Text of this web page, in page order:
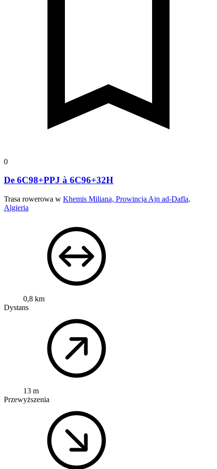
0
De 6C98+PPJ à 6C96+32H
Trasa rowerowa w Khemis Miliana, Prowincja Ajn ad-Dafla,
Algieria
0,8 km
Dystans
13 m
Przewyższenia